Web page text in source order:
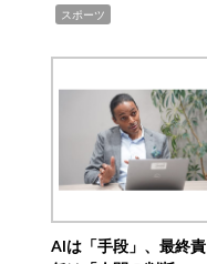
スポーツ
AIは「手段」、最終責